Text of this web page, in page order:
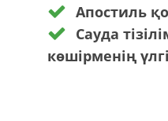
Апостиль
Сауда
көшірменің